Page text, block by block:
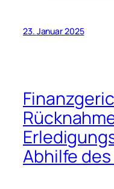
23. Januar 2025
Abhilfe